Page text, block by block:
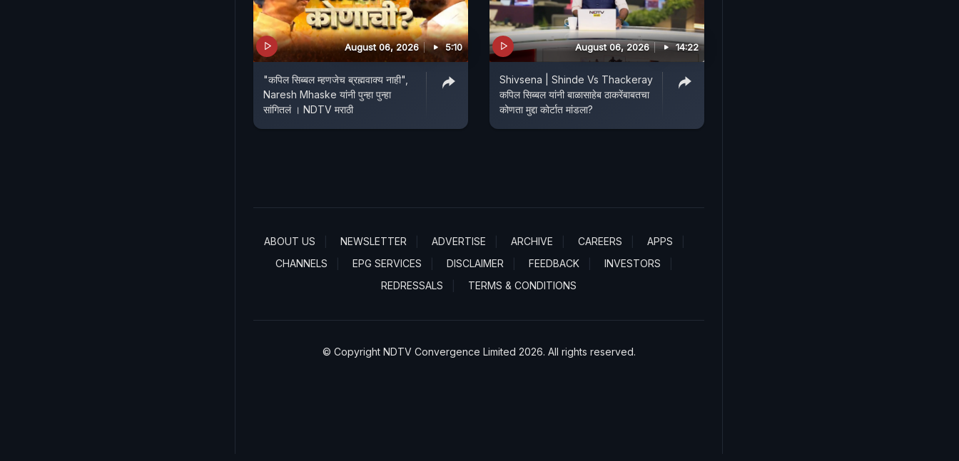
August 06, 2026 5:10
"कपिल सिब्बल म्हणजेच ब्रह्मवाक्य नाही",
Naresh Mhaske यांनी पुन्हा पुन्हा
सांगितलं । NDTV मराठी
August 06, 2026 14:22
Shivsena | Shinde Vs Thackeray
कपिल सिब्बल यांनी बाळासाहेब ठाकरेंबाबतचा
कोणता मुद्दा कोर्टात मांडला?
ABOUT US NEWSLETTER ADVERTISE ARCHIVE CAREERS
APPS
CHANNELS
EPG SERVICES DISCLAIMER FEEDBACK
INVESTORS
REDRESSALS
TERMS & CONDITIONS
© Copyright NDTV Convergence Limited 2026. All rights reserved.